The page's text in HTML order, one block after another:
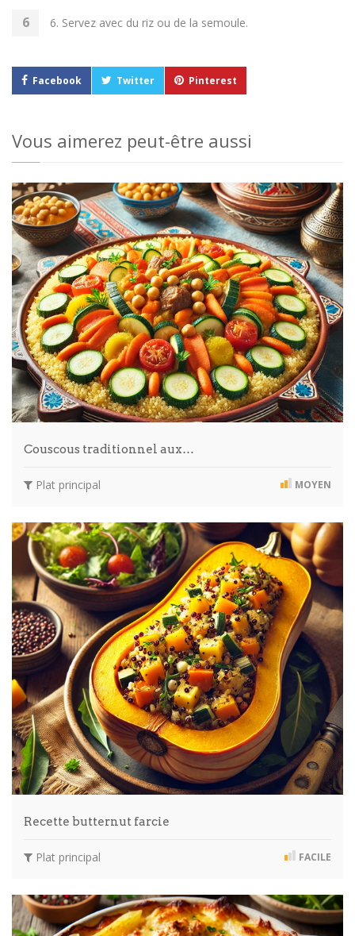
6. Servez avec du riz ou de la semoule.
Facebook Twitter Pinterest
Vous aimerez peut-être aussi
Couscous traditionnel aux…
Plat principal MOYEN
Recette butternut farcie
Plat principal FACILE